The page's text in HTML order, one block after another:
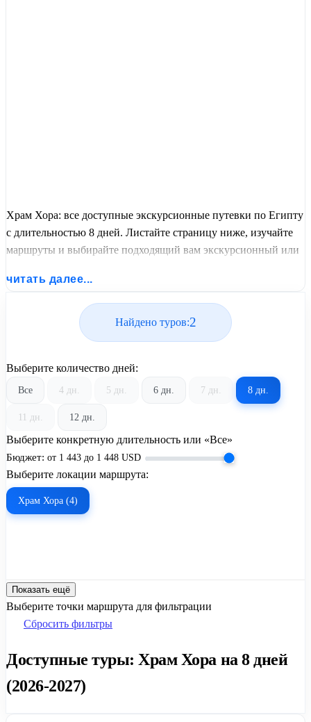
Храм Хора: все доступные экскурсионные путевки по Египту
с длительностью 8 дней. Листайте страницу ниже, изучайте
маршруты и выбирайте подходящий вам экскурсионный или
читать далее...
Найдено туров:2
Выберите количество дней:
Все 4 дн. 5 дн. 6 дн. 7 дн. 8 дн.
11 дн. 12 дн.
Выберите конкретную длительность или «Все»
Бюджет: от 1 443 до 1 448 USD
Выберите локации маршрута:
Храм Хора (4)
Показать ещё
Выберите точки маршрута для фильтрации
Сбросить фильтры
Доступные туры: Храм Хора на 8 дней
(2026-2027)